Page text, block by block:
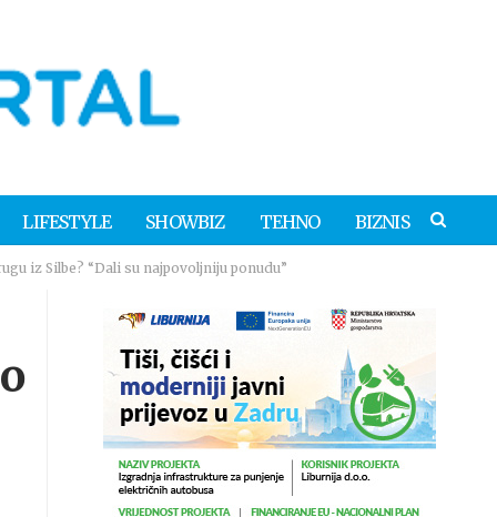
LIFESTYLE SHOWBIZ TEHNO BIZNIS
iz Silbe? “Dali su najpovoljniju ponudu”